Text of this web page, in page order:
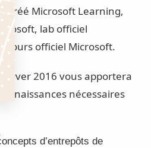
Microsoft Learning,
lab officiel
cours officiel Microsoft.
2016 vous apportera
nécessaires
d’entrepôts de